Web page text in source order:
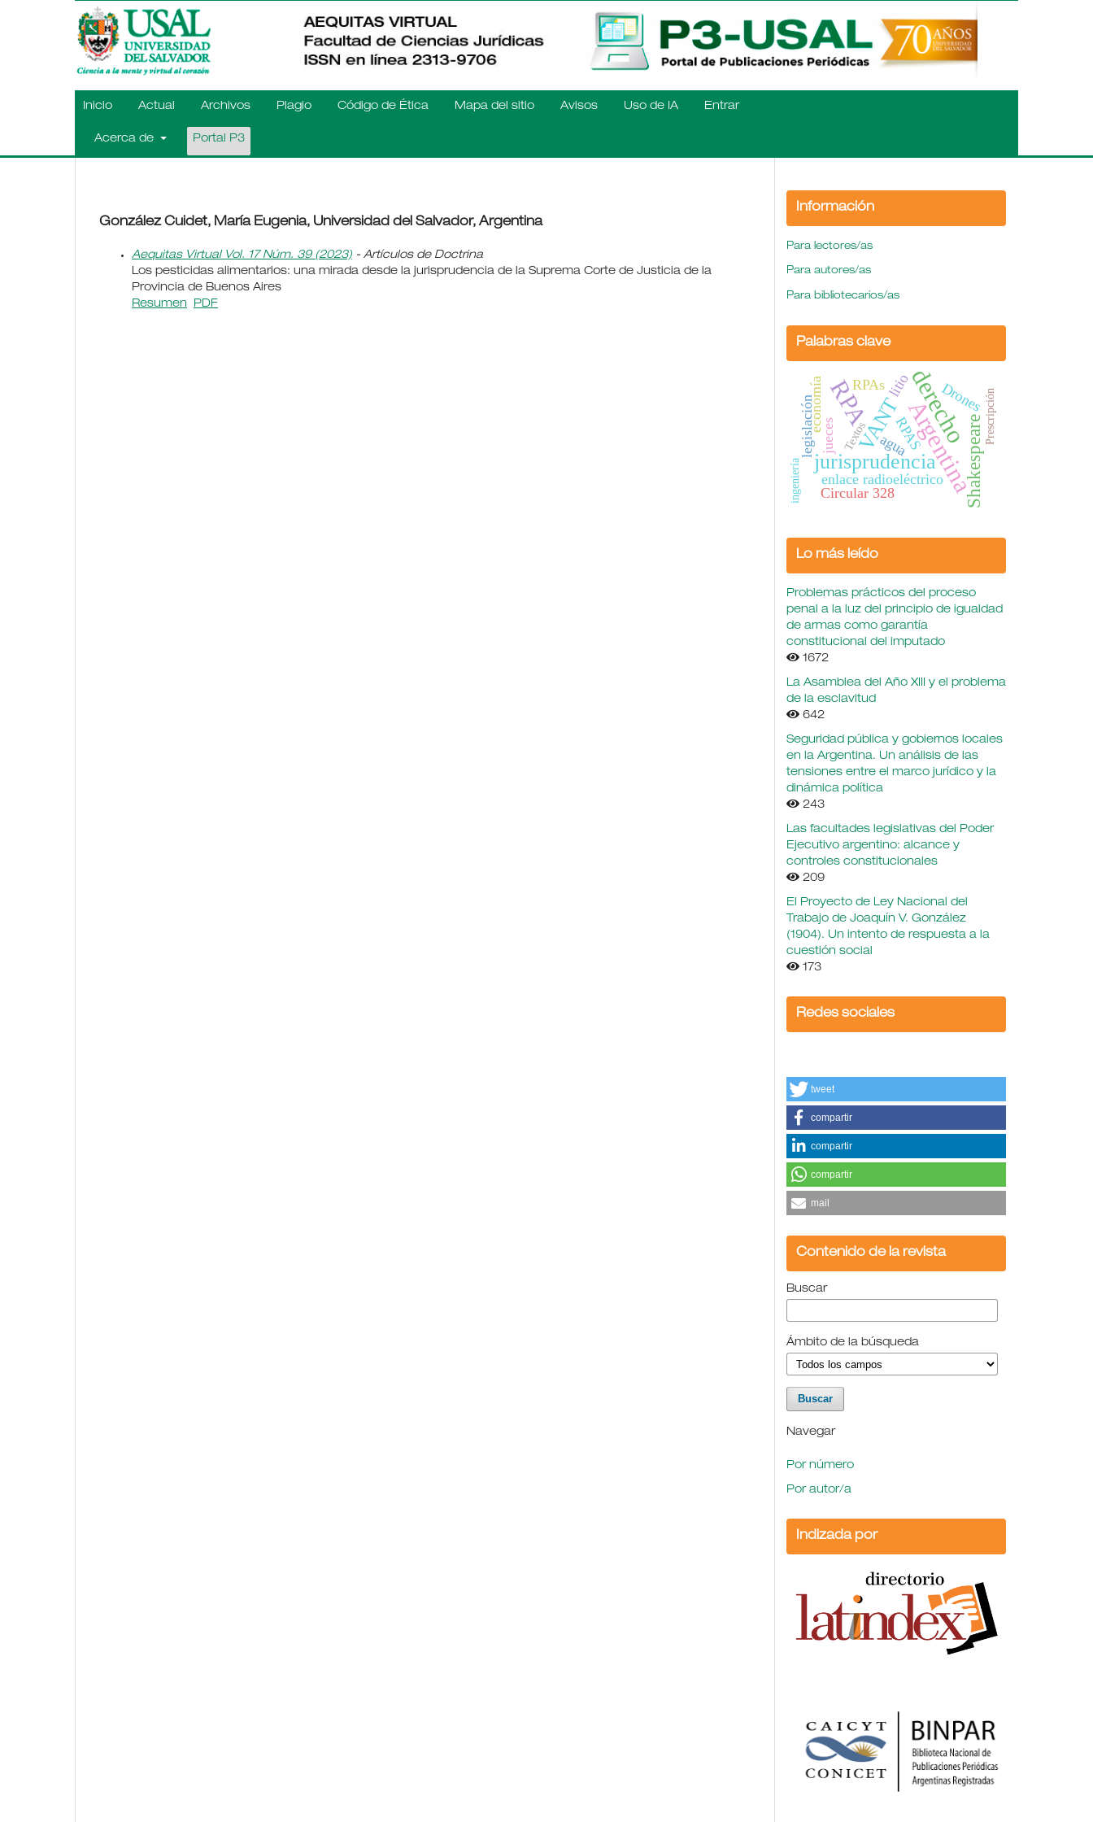
Inicio Actual Archivos Plagio Código de Ética Mapa del sitio Avisos Uso de IA Entrar
Acerca de Portal P3
González Cuidet, María Eugenia, Universidad del Salvador, Argentina
Aequitas Virtual Vol. 17 Núm. 39 (2023) - Artículos de Doctrina
Los pesticidas alimentarios: una mirada desde la jurisprudencia de la Suprema Corte de Justicia de la
Provincia de Buenos Aires
Resumen
PDF
Información
Para lectores/as
Para autores/as
Para bibliotecarios/as
Palabras clave
RPA Argentina
derecho
VANT
jurisprudencia Shakespeare
jueces
Drones
economía RPAs
enlace radioeléctrico
Circular 328
RPAS
agua
legislación
litio
ingeniería
Prescripción
Textos
Lo más leído
Problemas prácticos del proceso
penal a la luz del principio de igualdad
de armas como garantía
constitucional del imputado
1672
La Asamblea del Año XIII y el problema
de la esclavitud
642
Seguridad pública y gobiernos locales
en la Argentina. Un análisis de las
tensiones entre el marco jurídico y la
dinámica política
243
Las facultades legislativas del Poder
Ejecutivo argentino: alcance y
controles constitucionales
209
El Proyecto de Ley Nacional del
Trabajo de Joaquín V. González
(1904). Un intento de respuesta a la
cuestión social
173
Redes sociales
tweet
compartir
compartir
compartir
mail
Contenido de la revista
Buscar
Ámbito de la búsqueda
Navegar
Por número
Por autor/a
Indizada por